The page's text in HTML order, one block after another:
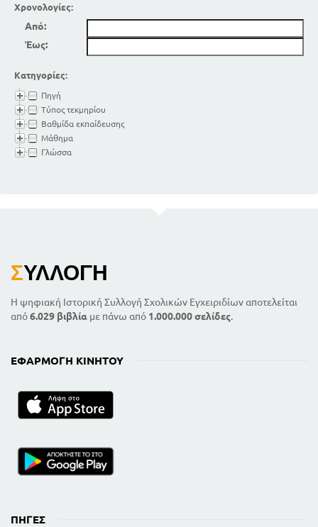
Χρονολογίες:
Από:
Έως:
Κατηγορίες:
Πηγή
Τύπος τεκμηρίου
Βαθμίδα εκπαίδευσης
Μάθημα
Γλώσσα
ΣΥΛΛΟΓΉ
Η ψηφιακή Ιστορική Συλλογή Σχολικών Εγχειριδίων αποτελείται
από6.029 βιβλία με πάνω από 1.000.000 σελίδες.
ΕΦΑΡΜΟΓΉ ΚΙΝΗΤΟΎ
ΠΗΓΈΣ